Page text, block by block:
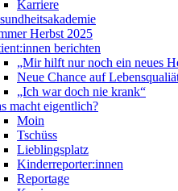
Karriere
Herbst 2025
berichten
„Mir hilft nur noch ein neues
Neue Chance auf
„Ich war doch nie krank“
macht eigentlich?
Moin
Tschüss
Lieblingsplatz
Kinderreporter:innen
Reportage